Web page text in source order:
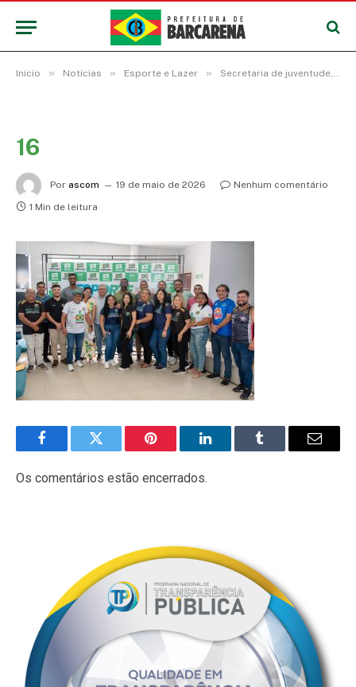
Início » Notícias » Esporte e Lazer » Secretaria de juventude, esporte e lazer abre a temporada de competições no município
16
Por ascom 19 de maio de 2026
Nenhum comentário
1 Min de leitura
FacebookTwitter Pinterest LinkedInTumblr
E-
Os comentários estão encerrados.